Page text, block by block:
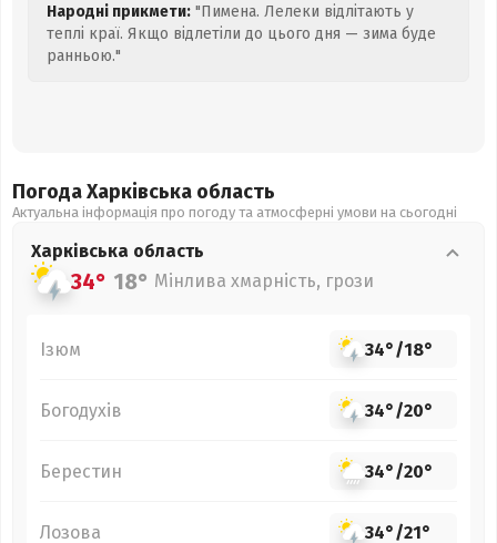
Народні прикмети: "Пимена. Лелеки відлітають у
теплі краї. Якщо відлетіли до цього дня — зима буде
ранньою."
Погода Харківська область
Актуальна інформація про погоду та атмосферні умови на сьогодні
Харківська область
34° 18° Мінлива хмарність, грози
Ізюм 34°/18°
Богодухів 34°/20°
Берестин 34°/20°
Лозова 34°/21°